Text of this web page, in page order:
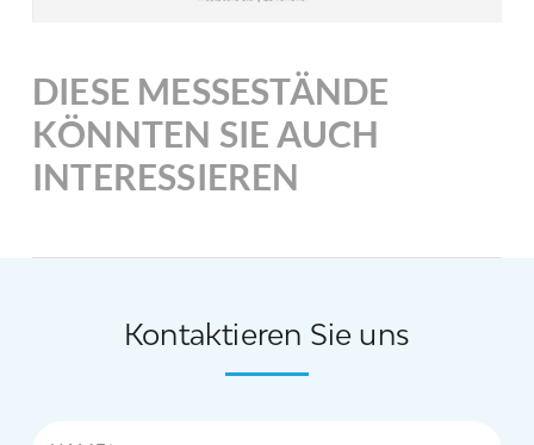
DIESE MESSESTÄNDE
KÖNNTEN SIE AUCH
INTERESSIEREN
Kontaktieren Sie uns